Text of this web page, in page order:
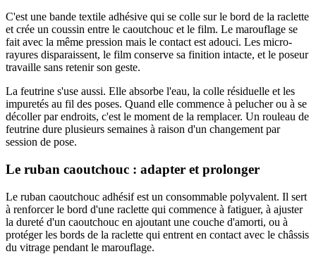
C'est une bande textile adhésive qui se colle sur le bord de la raclette
et crée un coussin entre le caoutchouc et le film. Le marouflage se
fait avec la même pression mais le contact est adouci. Les micro-
rayures disparaissent, le film conserve sa finition intacte, et le poseur
travaille sans retenir son geste.
La feutrine s'use aussi. Elle absorbe l'eau, la colle résiduelle et les
impuretés au fil des poses. Quand elle commence à pelucher ou à se
décoller par endroits, c'est le moment de la remplacer. Un rouleau de
feutrine dure plusieurs semaines à raison d'un changement par
session de pose.
Le ruban caoutchouc : adapter et prolonger
Le ruban caoutchouc adhésif est un consommable polyvalent. Il sert
à renforcer le bord d'une raclette qui commence à fatiguer, à ajuster
la dureté d'un caoutchouc en ajoutant une couche d'amorti, ou à
protéger les bords de la raclette qui entrent en contact avec le châssis
du vitrage pendant le marouflage.